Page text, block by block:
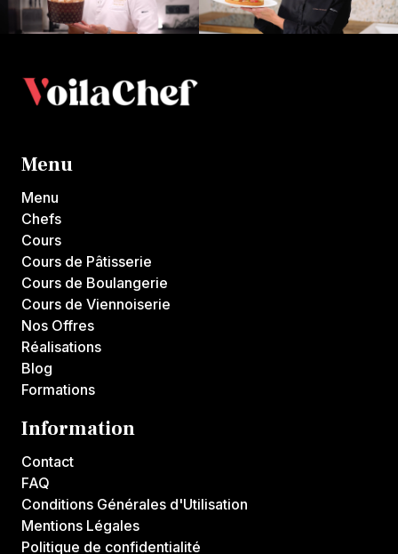
Menu
Menu
Chefs
Cours
Cours de Pâtisserie
Cours de Boulangerie
Cours de Viennoiserie
Nos Offres
Réalisations
Blog
Formations
Information
Contact
FAQ
Conditions Générales d'Utilisation
Mentions Légales
Politique de confidentialité